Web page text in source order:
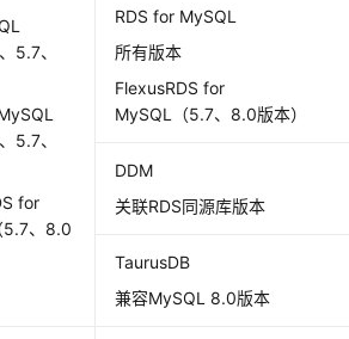
5.7、
5.7、
for
5.7、8.0
RDS for MySQL
所有版本
FlexusRDS for
MySQL（5.7、8.0版本）
DDM
关联RDS同源库版本
TaurusDB
兼容MySQL 8.0版本